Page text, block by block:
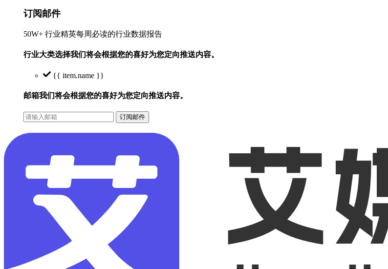
订阅邮件
50W+ 行业精英每周必读的行业数据报告
行业大类选择我们将会根据您的喜好为您定向推送内容。
{{ item.name }}
邮箱我们将会根据您的喜好为您定向推送内容。
订阅邮件